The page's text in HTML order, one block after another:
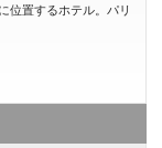
位置するホテル。パリ